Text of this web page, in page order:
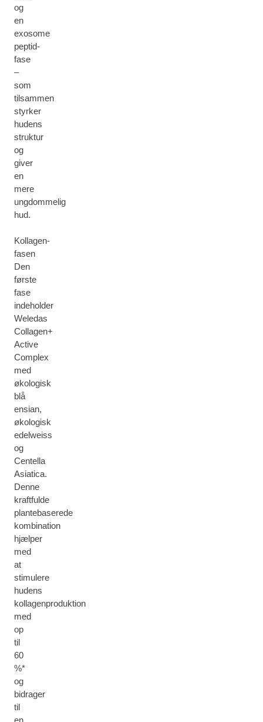
og
en
exosome
peptid-
fase
–
som
tilsammen
styrker
hudens
struktur
og
giver
en
mere
ungdommelig
hud.
Kollagen-
fasen
Den
første
fase
indeholder
Weledas
Collagen+
Active
Complex
med
økologisk
blå
ensian,
økologisk
edelweiss
og
Centella
Asiatica.
Denne
kraftfulde
plantebaserede
kombination
hjælper
med
at
stimulere
hudens
kollagenproduktion
med
op
til
60
%*
og
bidrager
til
en